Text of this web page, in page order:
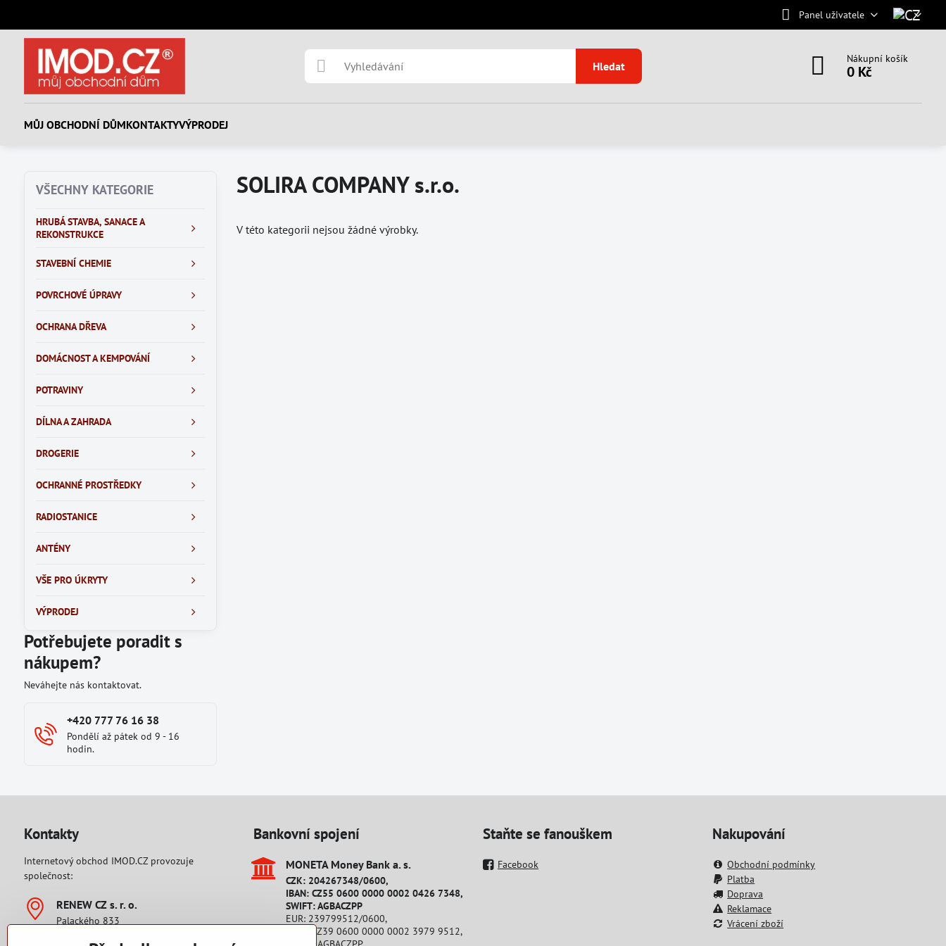
Panel uživatele
Hledat
Nákupní košík
0 Kč
MŮJ OBCHODNÍ DŮMKONTAKTYVÝPRODEJ
SOLIRA COMPANY s.r.o.
V této kategorii nejsou žádné výrobky.
VŠECHNY KATEGORIE
HRUBÁ STAVBA, SANACE A
REKONSTRUKCE
STAVEBNÍ CHEMIE
POVRCHOVÉ ÚPRAVY
OCHRANA DŘEVA
DOMÁCNOST A KEMPOVÁNÍ
POTRAVINY
DÍLNA A ZAHRADA
DROGERIE
OCHRANNÉ PROSTŘEDKY
RADIOSTANICE
ANTÉNY
VŠE PRO ÚKRYTY
VÝPRODEJ
Potřebujete poradit s
nákupem?
Neváhejte nás kontaktovat.
+420 777 76 16 38
Pondělí až pátek od 9 - 16
hodin.
Kontakty
Internetový obchod IMOD.CZ provozuje
společnost:
RENEW CZ s​. r​. o​.
Palackého 833
Bankovní spojení
MONETA Money Bank a​. s​.
CZK: 204267348/0600,
IBAN: CZ55 0600 0000 0002 0426 7348,
SWIFT: AGBACZPP
EUR: 239799512/0600,
IBAN: CZ39 0600 0000 0002 3979 9512,
Staňte se fanouškem
Facebook
Nakupování
Obchodní podmínky
Platba
Doprava
Reklamace
Vrácení zboží